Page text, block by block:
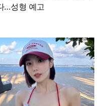
…성형 예고